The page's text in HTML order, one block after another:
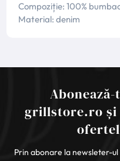
Compoziție: 100%
Material: denim
grillstore.ro
Prin abonare la newsleter-